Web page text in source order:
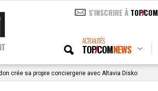
S'INSCRIRE À TOPCOM
ACTUALITÉS
TOPCOMNEWS
crée sa propre conciergerie avec Altavia Disko